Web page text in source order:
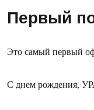
Первый
Это самый первый
С днем рождения,